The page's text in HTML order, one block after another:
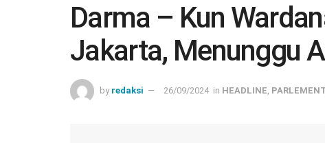
Darma – Kun
Jakarta, Menunggu
by redaksi 26/09/2024 in HEADLINE